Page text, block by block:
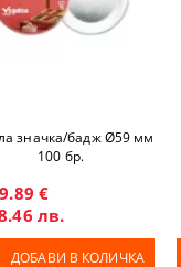
значка/бадж Ø59 мм
100 бр.
€
лв.
ДОБАВИ В КОЛИЧКА